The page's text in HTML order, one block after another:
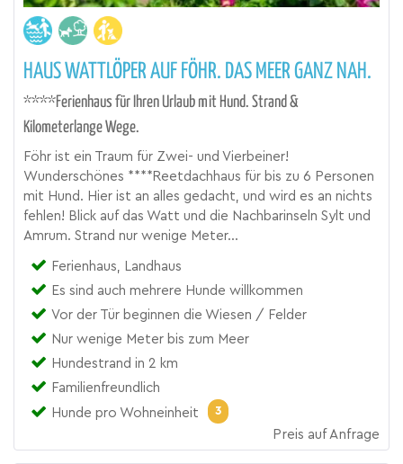
HAUS WATTLÖPER AUF FÖHR. DAS MEER GANZ NAH.
****Ferienhaus für Ihren Urlaub mit Hund. Strand &
Kilometerlange Wege.
Föhr ist ein Traum für Zwei- und Vierbeiner!
Wunderschönes ****Reetdachhaus für bis zu 6 Personen
mit Hund. Hier ist an alles gedacht, und wird es an nichts
fehlen! Blick auf das Watt und die Nachbarinseln Sylt und
Amrum. Strand nur wenige Meter...
Ferienhaus, Landhaus
Es sind auch mehrere Hunde willkommen
Vor der Tür beginnen die Wiesen / Felder
Nur wenige Meter bis zum Meer
Hundestrand in 2 km
Familienfreundlich
Hunde pro Wohneinheit
3
Preis auf Anfrage